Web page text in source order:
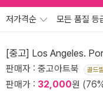
저가격순 모든 품질 등
[중고] Los Angeles.
판매자 : 중고아트북 골드
판매가 : 32,000원